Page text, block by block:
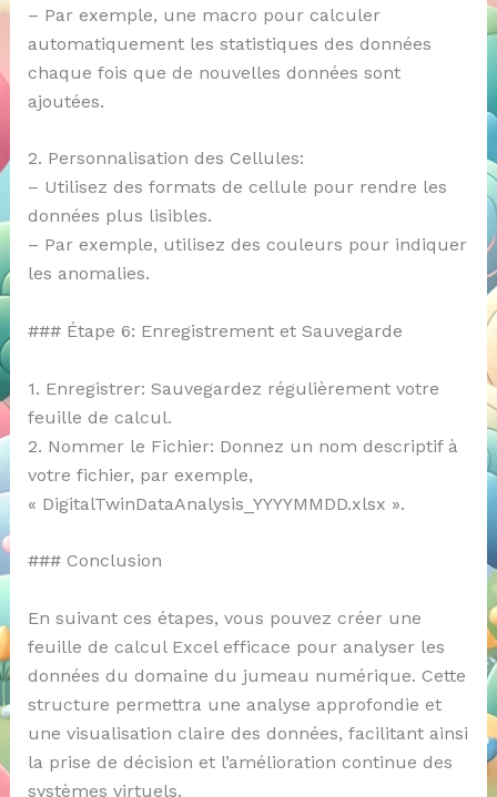
– Par exemple, une macro pour calculer
automatiquement les statistiques des données
chaque fois que de nouvelles données sont
ajoutées.
2. Personnalisation des Cellules:
– Utilisez des formats de cellule pour rendre les
données plus lisibles.
– Par exemple, utilisez des couleurs pour indiquer
les anomalies.
### Étape 6: Enregistrement et Sauvegarde
1. Enregistrer: Sauvegardez régulièrement votre
feuille de calcul.
2. Nommer le Fichier: Donnez un nom descriptif à
votre fichier, par exemple,
« DigitalTwinDataAnalysis_YYYYMMDD.xlsx ».
### Conclusion
En suivant ces étapes, vous pouvez créer une
feuille de calcul Excel efficace pour analyser les
données du domaine du jumeau numérique. Cette
structure permettra une analyse approfondie et
une visualisation claire des données, facilitant ainsi
la prise de décision et l’amélioration continue des
systèmes virtuels.